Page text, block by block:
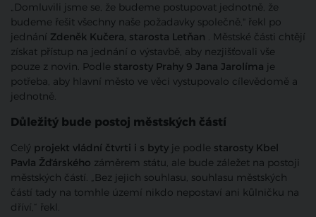
„Domluvili jsme se, že budeme postupovat jednotně, že
budeme řešit všechny naše požadavky společně," řekl po
jednání Zdeněk Kučera, starosta Letňan . Městské části chtějí
získat přístup na jednání o výstavbě, aby nezjišťovali vše
pouze z novin. Podle starosty Prahy 9 Jana Jarolíma je
potřeba, aby hlavní město ve věci vystupovalo cílevědomě a
jednotně.
Důležitý bude postoj městských částí
Celý projekt vládní čtvrti i s byty je podle starosty Kbel
Pavla Žďárského záměrem státu, ale bude záležet na postoji
městských částí. „Bez jejich souhlasu, souhlasu městských
částí tady na tomhle území nikdo nepostaví ani kůlničku na
dříví,“ řekl.